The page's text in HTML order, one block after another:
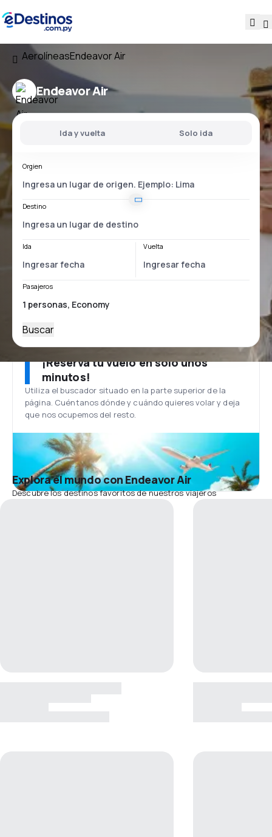
AerolíneasEndeavor Air
Endeavor Air
Ida y vuelta Solo ida
Orgien
Destino
Ida Vuelta
Pasajeros
Buscar
¡Reserva tu vuelo en solo unos
minutos!
Utiliza el buscador situado en la parte superior de la
página. Cuéntanos dónde y cuándo quieres volar y deja
que nos ocupemos del resto.
Explora el mundo con Endeavor Air
Descubre los destinos favoritos de nuestros viajeros